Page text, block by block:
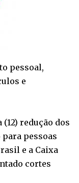
pessoal,
e
redução dos
pessoas
e a Caixa
cortes